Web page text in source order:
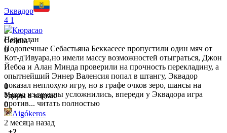
0
Сейвы
6
0
Удары в каркас
0
3
Сейвы
9
1
Удары в каркас
0
Эквадор
4 1
Кюрасао
Не угадан
Подопечные Себастьяна Беккасесе пропустили один мяч от
Кот-д'Ивуара,но имели массу возможностей отыграться, Джон
Йебоа и Алан Минда проверили на прочность перекладину, а
опытнейший Эннер Валенсия попал в штангу, Эквадор
показал неплохую игру, но в графе очков зеро, шансы на
выход из группы усложнились, впереди у Эквадора игра
против... читать полностью
Aigókeros
2 месяца назад